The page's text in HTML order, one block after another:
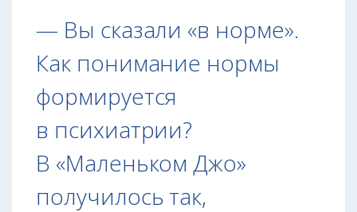
— Вы сказали «в норме».
Как понимание нормы
формируется
в психиатрии?
В «Маленьком Джо»
получилось так,